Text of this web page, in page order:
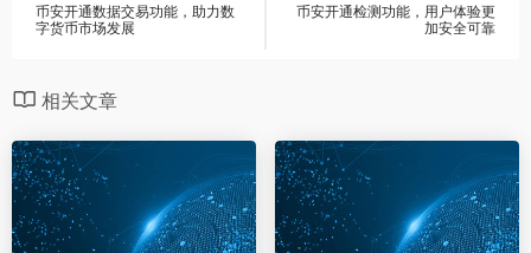
币安开通数据交易功能，助力数
字货币市场发展
币安开通检测功能，用户体验更
加安全可靠
相关文章